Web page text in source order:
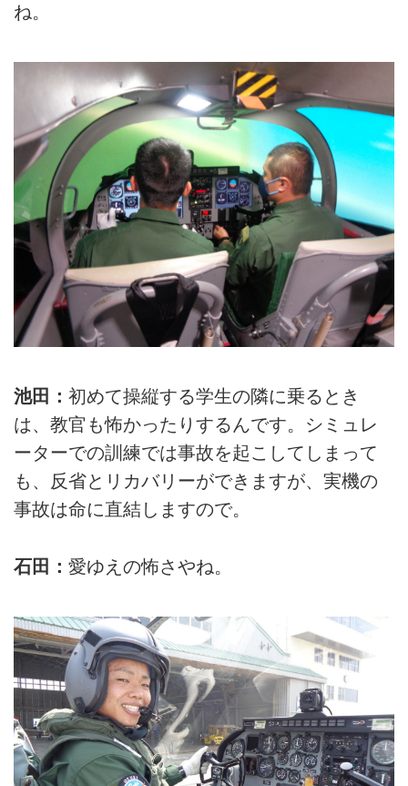
ね。
池田： 初めて操縦する学生の隣に乗るとき
は、教官も怖かったりするんです。シミュレ
ーターでの訓練では事故を起こしてしまって
も、反省とリカバリーができますが、実機の
事故は命に直結しますので。
石田： 愛ゆえの怖さやね。